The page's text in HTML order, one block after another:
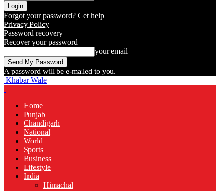
Forgot your password? Get help
Privacy Policy
Password recovery
Recover your password
your email
A password will be e-mailed to you.
Khabar Wale
Home
Punjab
Chandigarh
National
World
Sports
Business
Lifestyle
India
Himachal